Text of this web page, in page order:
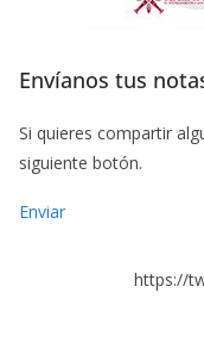
Envíanos tus
Si quieres compartir
siguiente botón.
Enviar
https://